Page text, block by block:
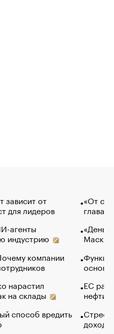
зависит от
для лидеров
агенты
индустрию
компании
нарастил
на склады
способ вредить
«От
глава
Маск в
основ
ЕС
нефти